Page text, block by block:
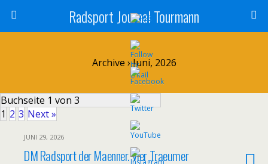
Radsport Journal Tourmann
Archive › Juni, 2026
Buchseite 1 von 3
1 2 3 Next »
JUNI 29, 2026
DM Radsport der Maenner. Vier Traeumer